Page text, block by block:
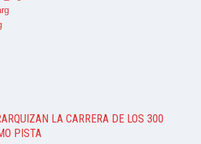
LA CARRERA DE LOS 300
PISTA